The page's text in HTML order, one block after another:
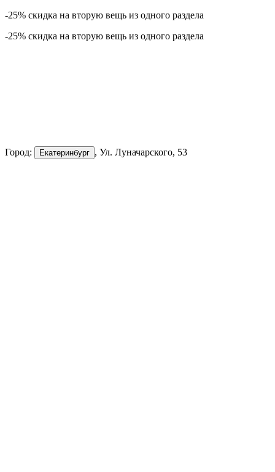
-25% скидка на вторую вещь из одного раздела
-25% скидка на вторую вещь из одного раздела
Город: Екатеринбург , Ул. Луначарского, 53